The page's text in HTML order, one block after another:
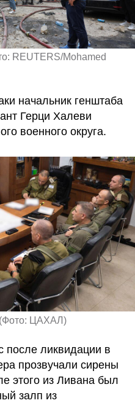
REUTERS/Mohamed
начальник генштаба
Герци Халеви
военного округа.
(Фото: ЦАХАЛ)
после ликвидации в
прозвучали сирены
этого из Ливана был
залп из